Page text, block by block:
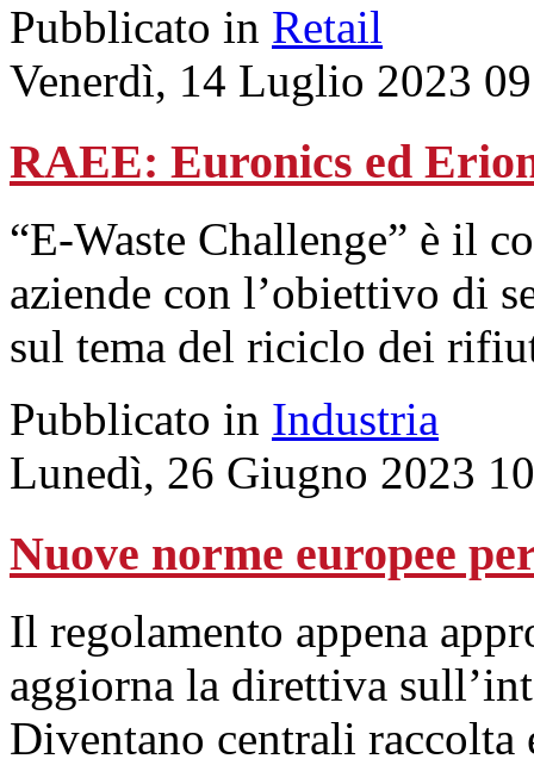
Pubblicato in Retail
Venerdì, 14 Luglio 2023
RAEE: Euronics ed
“E-Waste Challenge” è il
aziende con l’obiettivo di
sul tema del riciclo dei
Pubblicato in Industria
Lunedì, 26 Giugno 2023
Nuove norme europee
Il regolamento appena
aggiorna la direttiva
Diventano centrali raccolta